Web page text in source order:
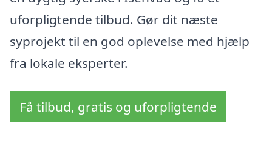
uforpligtende tilbud. Gør dit næste
syprojekt til en god oplevelse med hjælp
fra lokale eksperter.
Få tilbud, gratis og uforpligtende